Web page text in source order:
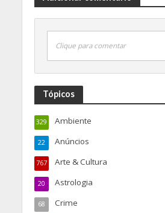
Clique para comentar
Tópicos
Ambiente
329
Anúncios
22
Arte & Cultura
767
Astrologia
20
Crime
68